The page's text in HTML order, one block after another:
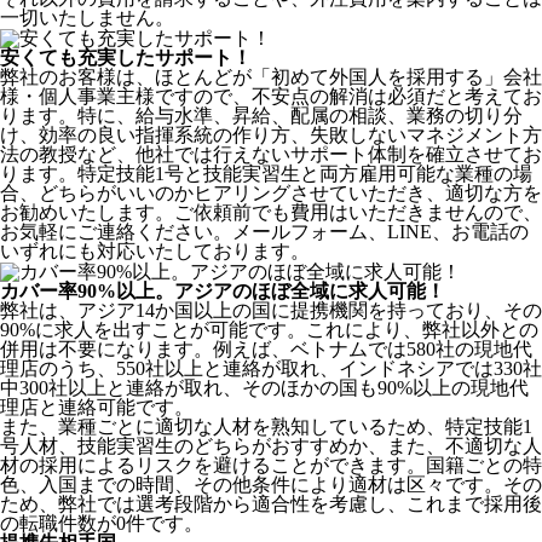
一切いたしません。
安くても充実したサポート！
弊社のお客様は、ほとんどが 「初めて外国人を採用する」 会社
様・個人事業主様ですので、不安点の解消は必須だと考えてお
ります。特に、給与水準、昇給、配属の相談、業務の切り分
け、効率の良い指揮系統の作り方、失敗しないマネジメント方
法の教授など、 他社では行えないサポート体制 を確立させてお
ります。特定技能1号と技能実習生と両方雇用可能な業種の場
合、どちらがいいのかヒアリングさせていただき、適切な方を
お勧めいたします。ご依頼前でも費用はいただきませんので、
お気軽にご連絡ください。メールフォーム、LINE、お電話の
いずれにも対応いたしております。
カバー率90%以上。アジアのほぼ全域に求人可能！
弊社は、 アジア14か国以上の国に提携機関を持っており、その
90%に求人を出すことが可能です。これにより、弊社以外との
併用は不要になります。例えば、ベトナムでは580社の現地代
理店のうち、550社以上と連絡が取れ、インドネシアでは330社
中300社以上と連絡が取れ、そのほかの国も90%以上の現地代
理店と連絡可能です。
また、業種ごとに適切な人材を熟知しているため、特定技能1
号人材、技能実習生のどちらがおすすめか、また、不適切な人
材の採用によるリスクを避けることができます。国籍ごとの特
色、入国までの時間、その他条件により適材は区々です。その
ため、弊社では選考段階から適合性を考慮し、これまで採用後
の転職件数が0件です。